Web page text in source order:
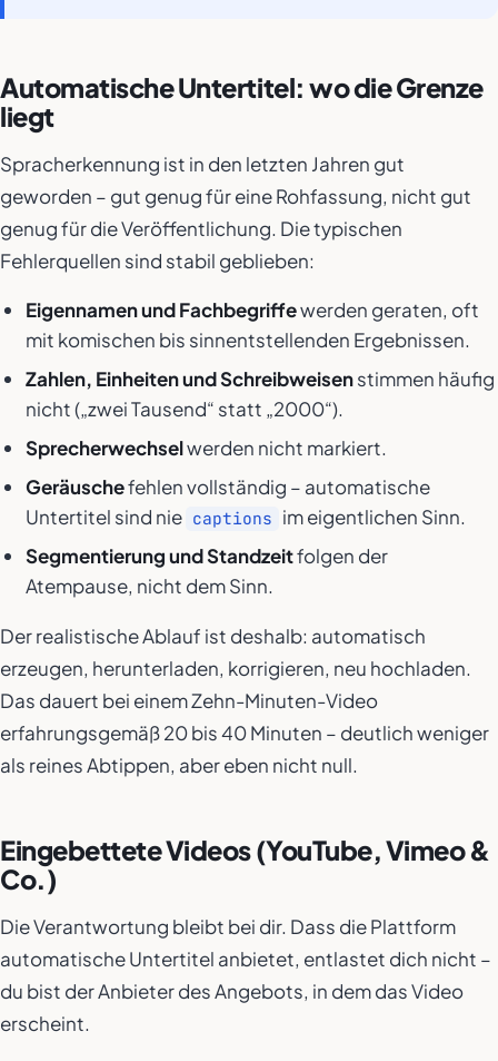
Automatische Untertitel: wo die Grenze
liegt
Spracherkennung ist in den letzten Jahren gut
geworden – gut genug für eine Rohfassung, nicht gut
genug für die Veröffentlichung. Die typischen
Fehlerquellen sind stabil geblieben:
Eigennamen und Fachbegriffewerden geraten, oft
mit komischen bis sinnentstellenden Ergebnissen.
Zahlen, Einheiten und Schreibweisenstimmen häufig
nicht („zwei Tausend“ statt „2000“).
Sprecherwechselwerden nicht markiert.
Geräuschefehlen vollständig – automatische
Untertitel sind nie captions im eigentlichen Sinn.
Segmentierung und Standzeitfolgen der
Atempause, nicht dem Sinn.
Der realistische Ablauf ist deshalb: automatisch
erzeugen, herunterladen, korrigieren, neu hochladen.
Das dauert bei einem Zehn-Minuten-Video
erfahrungsgemäß 20 bis 40 Minuten – deutlich weniger
als reines Abtippen, aber eben nicht null.
Eingebettete Videos (YouTube, Vimeo &
Co.)
Die Verantwortung bleibt bei dir. Dass die Plattform
automatische Untertitel anbietet, entlastet dich nicht –
du bist der Anbieter des Angebots, in dem das Video
erscheint.